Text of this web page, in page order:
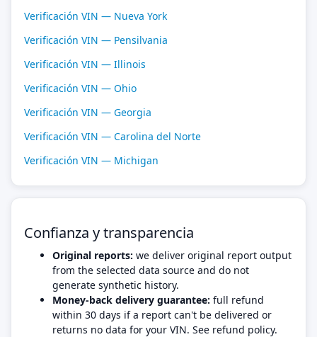
Verificación VIN — Nueva York
Verificación VIN — Pensilvania
Verificación VIN — Illinois
Verificación VIN — Ohio
Verificación VIN — Georgia
Verificación VIN — Carolina del Norte
Verificación VIN — Michigan
Confianza y transparencia
Original reports: we deliver original report output
from the selected data source and do not
generate synthetic history.
Money-back delivery guarantee: full refund
within 30 days if a report can't be delivered or
returns no data for your VIN. See refund policy.